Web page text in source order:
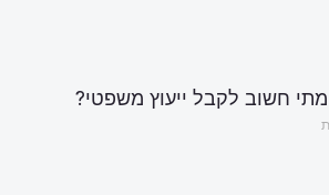
מתי חשוב לקבל ייעוץ משפטי?